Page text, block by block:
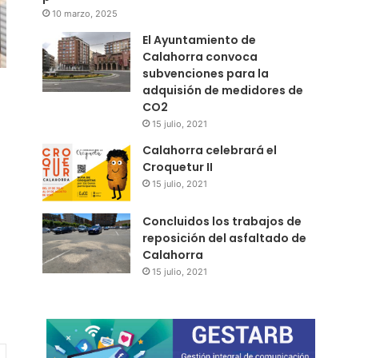
10 marzo, 2025
El Ayuntamiento de
Calahorra convoca
subvenciones para la
adquisión de medidores de
CO2
15 julio, 2021
Calahorra celebrará el
Croquetur II
15 julio, 2021
Concluidos los trabajos de
reposición del asfaltado de
Calahorra
15 julio, 2021